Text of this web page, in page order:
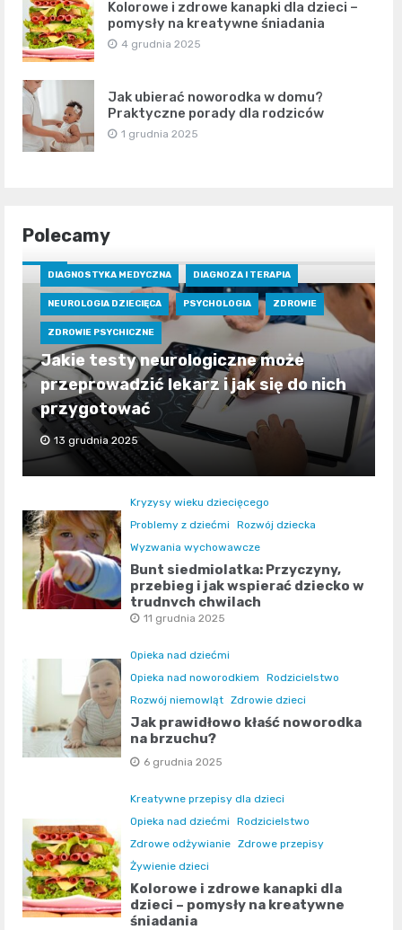
Kolorowe i zdrowe kanapki dla dzieci –
pomysły na kreatywne śniadania
4 grudnia 2025
Jak ubierać noworodka w domu?
Praktyczne porady dla rodziców
1 grudnia 2025
Polecamy
DIAGNOSTYKA MEDYCZNA DIAGNOZA I TERAPIA
NEUROLOGIA DZIECIĘCA PSYCHOLOGIA ZDROWIE
ZDROWIE PSYCHICZNE
Jakie testy neurologiczne może
przeprowadzić lekarz i jak się do nich
przygotować
13 grudnia 2025
Kryzysy wieku dziecięcego
Problemy z dziećmi
Rozwój dziecka
Wyzwania wychowawcze
Bunt siedmiolatka: Przyczyny,
przebieg i jak wspierać dziecko w
trudnych chwilach
11 grudnia 2025
Opieka nad dziećmi
Opieka nad noworodkiem
Rodzicielstwo
Rozwój niemowląt Zdrowie dzieci
Jak prawidłowo kłaść noworodka
na brzuchu?
6 grudnia 2025
Kreatywne przepisy dla dzieci
Opieka nad dziećmi
Rodzicielstwo
Zdrowe odżywianie Zdrowe przepisy
Żywienie dzieci
Kolorowe i zdrowe kanapki dla
dzieci – pomysły na kreatywne
śniadania